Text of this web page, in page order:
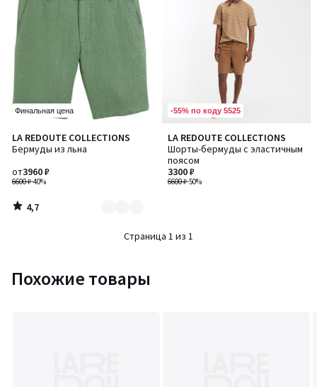
Финальная цена
LA REDOUTE COLLECTIONS
Бермуды из льна
6600 ₽-40%
от3960 ₽
4,7
/ 5
Количество
цветов:
4,7
/
-55% по коду 5525
LA REDOUTE COLLECTIONS
Шорты-бермуды с эластичным
поясом
6600 ₽-50%
3300 ₽
Страница 1 из 1
Похожие товары